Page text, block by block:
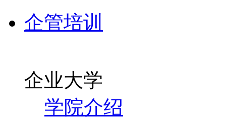
企管培训
企业大学
学院介绍